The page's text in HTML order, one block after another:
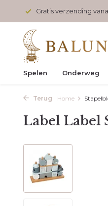
Gratis verzending
Spelen Onderweg
Terug Home
Label Label